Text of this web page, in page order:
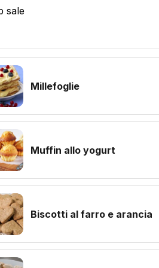
sale
Millefoglie
Muffin allo yogurt
Biscotti al farro e arancia